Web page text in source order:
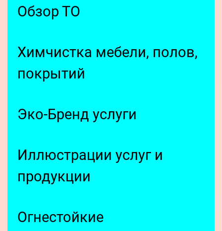
Обзор ТО
Химчистка мебели, полов,
покрытий
Эко-Бренд услуги
Иллюстрации услуг и
продукции
Огнестойкие